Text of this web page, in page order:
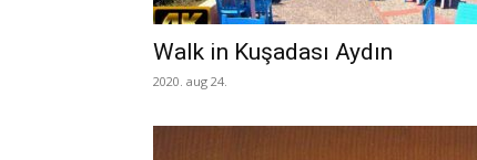
Walk in Kuşadası Aydın
2020. aug 24.